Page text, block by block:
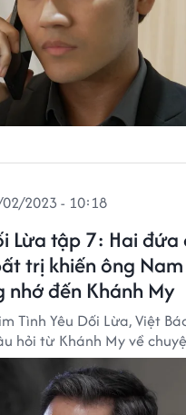
Lừa tập 7: Hai đứa
trị khiến ông
nhớ đến Khánh My
2023 - 10:18
Tình Yêu Dối Lừa, Việt
hỏi từ Khánh My về